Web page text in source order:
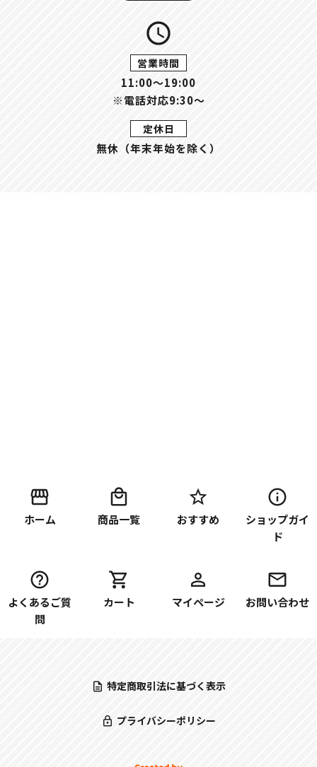
query_builder
営業時間
11:00〜19:00
※電話対応9:30～
定休日
無休（年末年始を除く）
ホーム 商品一覧 おすすめ
ショップガイ
ド
よくあるご質
問
カート マイページ お問い合わせ
特定商取引法に基づく表示
プライバシーポリシー